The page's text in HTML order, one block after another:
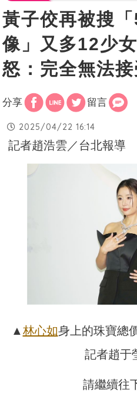
黃子佼再被搜
像」又多12少
怒：完全無法接
分享 留言
2025/04/22 16:14
記者趙浩雲／台北報導
▲ 林心如身上的珠寶總
記者趙于
請繼續往